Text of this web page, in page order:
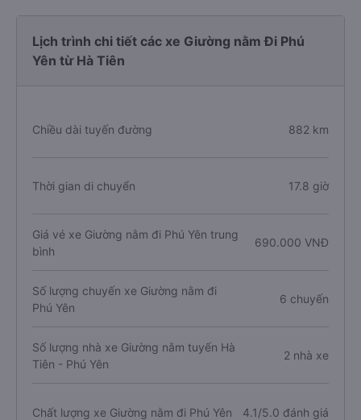
Lịch trình chi tiết các xe Giường nằm Đi Phú
Yên từ Hà Tiên
Chiều dài tuyến đường 882 km
Thời gian di chuyển 17.8 giờ
Giá vé xe Giường nằm đi Phú Yên trung
bình
690.000 VNĐ
Số lượng chuyến xe Giường nằm đi
Phú Yên
6 chuyến
Số lượng nhà xe Giường nằm tuyến Hà
Tiên - Phú Yên
2 nhà xe
Chất lượng xe Giường nằm đi Phú Yên 4.1/5.0 đánh giá